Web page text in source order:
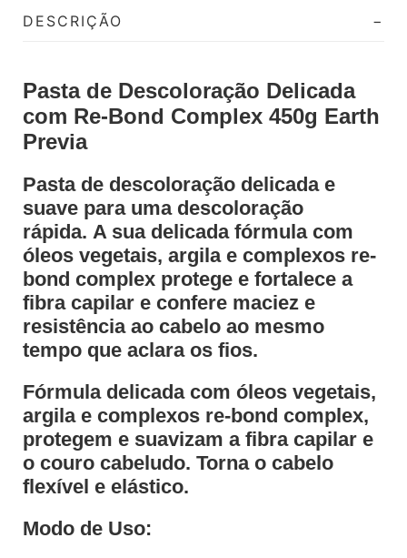
DESCRIÇÃO
Pasta de Descoloração Delicada
com Re-Bond Complex 450g Earth
Previa
Pasta de descoloração delicada e
suave para uma descoloração
rápida. A sua delicada fórmula com
óleos vegetais, argila e complexos re-
bond complex protege e fortalece a
fibra capilar e confere maciez e
resistência ao cabelo ao mesmo
tempo que aclara os fios.
Fórmula delicada com óleos vegetais,
argila e complexos re-bond complex,
protegem e suavizam a fibra capilar e
o couro cabeludo. Torna o cabelo
flexível e elástico.
Modo de Uso: